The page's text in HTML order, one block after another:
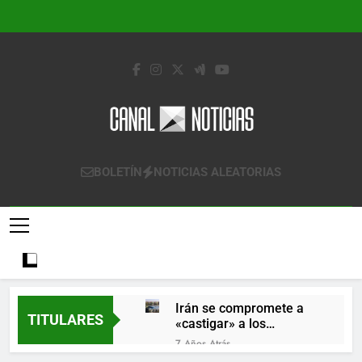
Canal Noticias
Canal Noticias
BOLETÍN NOTICIAS ALEATORIAS
TITULARES
Irán se compromete a
«castigar» a los
responsables de
derribar un avión
7 Años Atrás